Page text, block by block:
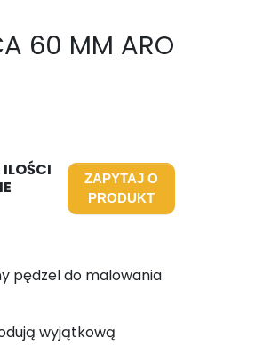
60 MM ARO
ZAPYTAJ O
PRODUKT
pędzel do malowania
wyjątkową